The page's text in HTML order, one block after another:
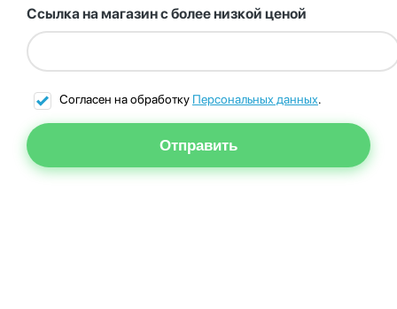
Ссылка на магазин с более низкой ценой
Согласен на обработку Персональных данных.
Отправить